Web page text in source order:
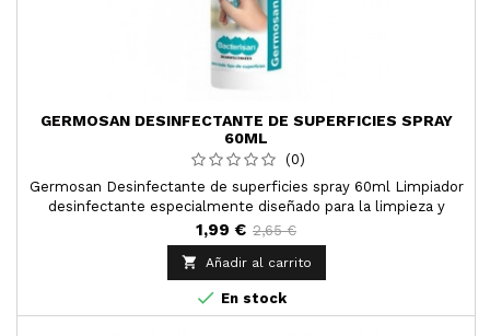
GERMOSAN DESINFECTANTE DE SUPERFICIES SPRAY
60ML
(0)
Germosan Desinfectante de superficies spray 60ml Limpiador
desinfectante especialmente diseñado para la limpieza y
desinfección de todo tipo de superficies y
pavimentos,MASCARILLAS.
1,99 € 2,65 €

Añadir al carrito
 En stock